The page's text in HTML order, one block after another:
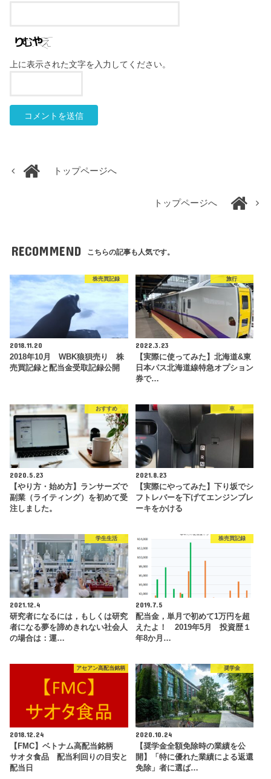
上に表示された文字を入力してください。
トップページへ
トップページへ
RECOMMEND こちらの記事も人気です。
株売買記録
2018.11.20
2018年10月 WBK狼狽売り 株
売買記録と配当金受取記録公開
旅行
2022.3.23
【実際に使ってみた】北海道&東
日本パス北海道線特急オプション
券で…
おすすめ
2020.5.23
【やり方・始め方】ランサーズで
副業（ライティング）を初めて受
注しました。
車
2021.8.23
【実際にやってみた】下り坂でシ
フトレバーを下げてエンジンブレ
ーキをかける
学生生活
2021.12.4
研究者になるには，もしくは研究
者になる夢を諦めきれない社会人
の場合は：運…
株売買記録
2019.7.5
配当金，単月で初めて1万円を超
えたよ！ 2019年5月 投資歴１
年8か月…
アセアン高配当銘柄
2018.12.24
【FMC】ベトナム高配当銘柄
サオタ食品 配当利回りの目安と
配当日
奨学金
2020.10.24
【奨学金全額免除時の業績を公
開】「特に優れた業績による返還
免除」者に選ば…